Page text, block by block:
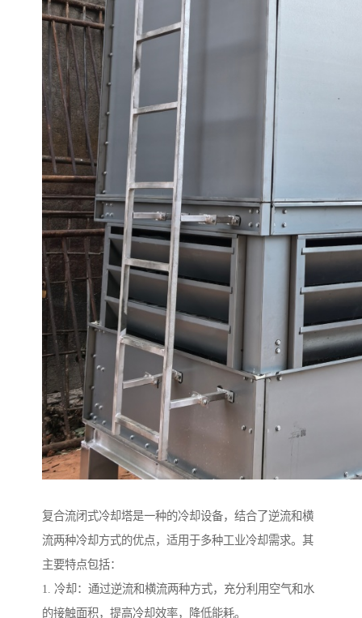
复合流闭式冷却塔是一种的冷却设备，结合了逆流和横
流两种冷却方式的优点，适用于多种工业冷却需求。其
主要特点包括：
1. 冷却：通过逆流和横流两种方式，充分利用空气和水
的接触面积，提高冷却效率，降低能耗。